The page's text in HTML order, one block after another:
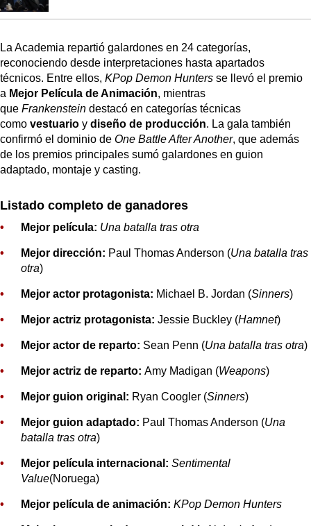
La Academia repartió galardones en 24 categorías,
reconociendo desde interpretaciones hasta apartados
técnicos. Entre ellos, KPop Demon Hunters se llevó el premio
a Mejor Película de Animación, mientras
que Frankenstein destacó en categorías técnicas
como vestuario y diseño de producción. La gala también
confirmó el dominio de One Battle After Another, que además
de los premios principales sumó galardones en guion
adaptado, montaje y casting.
Listado completo de ganadores
Mejor película: Una batalla tras otra
Mejor dirección: Paul Thomas Anderson (Una batalla tras
otra)
Mejor actor protagonista: Michael B. Jordan (Sinners)
Mejor actriz protagonista: Jessie Buckley (Hamnet)
Mejor actor de reparto: Sean Penn (Una batalla tras otra)
Mejor actriz de reparto: Amy Madigan (Weapons)
Mejor guion original: Ryan Coogler (Sinners)
Mejor guion adaptado: Paul Thomas Anderson (Una
batalla tras otra)
Mejor película internacional: Sentimental
Value(Noruega)
Mejor película de animación: KPop Demon Hunters